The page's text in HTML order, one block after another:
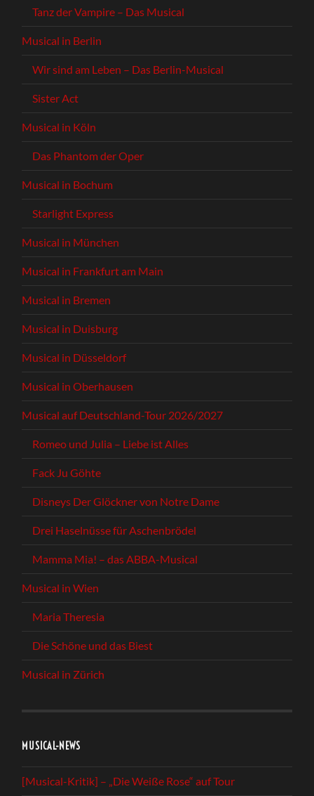
Tanz der Vampire – Das Musical
Musical in Berlin
Wir sind am Leben – Das Berlin-Musical
Sister Act
Musical in Köln
Das Phantom der Oper
Musical in Bochum
Starlight Express
Musical in München
Musical in Frankfurt am Main
Musical in Bremen
Musical in Duisburg
Musical in Düsseldorf
Musical in Oberhausen
Musical auf Deutschland-Tour 2026/2027
Romeo und Julia – Liebe ist Alles
Fack Ju Göhte
Disneys Der Glöckner von Notre Dame
Drei Haselnüsse für Aschenbrödel
Mamma Mia! – das ABBA-Musical
Musical in Wien
Maria Theresia
Die Schöne und das Biest
Musical in Zürich
MUSICAL-NEWS
[Musical-Kritik] – „Die Weiße Rose“ auf Tour